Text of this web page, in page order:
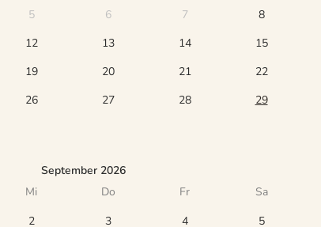
5 6 7 8
12 13 14 15
19 20 21 22
26 27 28 29
September 2026
Mi Do Fr Sa
2 3 4 5